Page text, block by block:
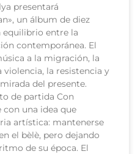
presentará
un álbum de diez
entre la
contemporánea. El
a la migración, la
la resistencia y
del presente.
de partida Con
una idea que
artística: mantenerse
el bèlè, pero dejando
de su época. El